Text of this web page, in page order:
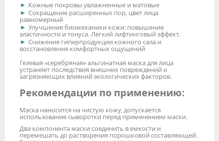
Кожные покровы увлажненные и матовые
Сокращение расширенных пор, цвет лица
равномерный
Улучшение биомеханики кожи: повышение
эластичности и тонуса. Легкий лифтинговый эффект.
Снижение гиперпродукции кожного сала и
восстановление комфортных ощущений
Гелевая «серебряная» альгинатная маска для лица
устраняет последствия внешних повреждений и
загрязняющих влияний экологических факторов.
Рекомендации по применению:
Маска наносится на чистую кожу, допускается
использование сыворотки перед применением маски.
Два компонента маски соединить в емкости и
перемешать до растворения порошковой составляющей.